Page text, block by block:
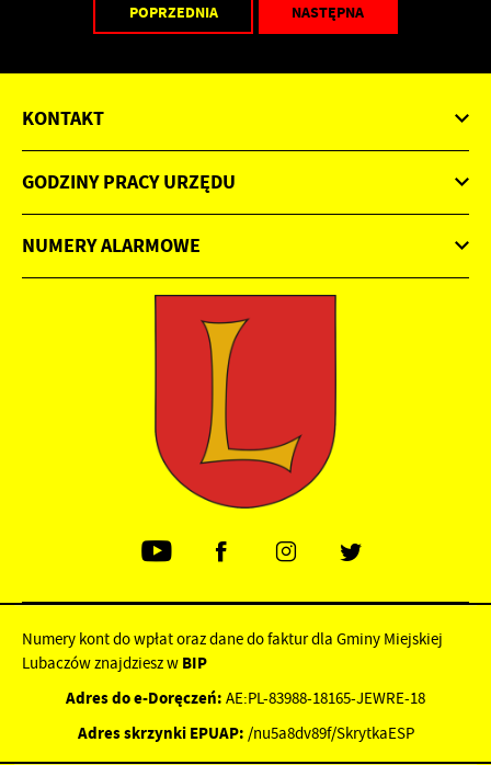
POPRZEDNIA NASTĘPNA
KONTAKT
GODZINY PRACY URZĘDU
NUMERY ALARMOWE
Numery kont do wpłat oraz dane do faktur dla Gminy Miejskiej
Lubaczów znajdziesz w BIP
Adres do e-Doręczeń: AE:PL-83988-18165-JEWRE-18
Adres skrzynki EPUAP: /nu5a8dv89f/SkrytkaESP